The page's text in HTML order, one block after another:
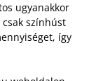
ugyanakkor
színhúst
így